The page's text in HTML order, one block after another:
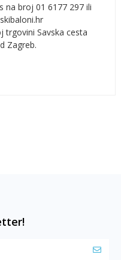
na broj 01 6177 297 ili
trgovini Savska cesta
Zagreb.